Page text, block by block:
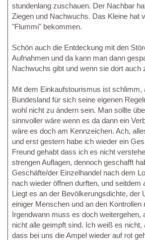
stundenlang zuschauen. Der Nachbar
Ziegen und Nachwuchs. Das Kleine hat
"Flummi" bekommen.
Schön auch die Entdeckung mit den
Aufnahmen und da kann man dann
Nachwuchs gibt und wenn sie dort auch
Mit dem Einkaufstourismus ist schlimm,
Bundesland für sich seine eigenen
wohl nicht zu ändern sein. Man sollte
sinnvoller wäre wenn es da dann ein
wäre es doch am Kennzeichen. Ach,
und erst gestern habe ich wieder ein
Freund gehabt dass ich es nicht
strengen Auflagen, dennoch geschafft
Geschäfte/der Einzelhandel nach dem
nach wieder öffnen durften, und seitdem
Liegt es an der Bevölkerungsdichte, der
einiger Menschen und an den Kontrollen
Irgendwann muss es doch weitergehen,
nicht alle geimpft sind. Ich weiß es
dass bei uns die Ampel wieder auf rot